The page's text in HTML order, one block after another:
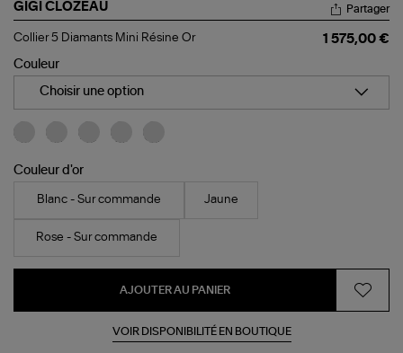
GIGI CLOZEAU
Collier
Diamants
Mini
Résine
Or
Partager
Collier 5 Diamants Mini Résine Or
1 575,00 €
Couleur
Choisir une option
Couleur d'or
Blanc - Sur commande Jaune
Rose - Sur commande
AJOUTER AU PANIER
VOIR DISPONIBILITÉ EN BOUTIQUE